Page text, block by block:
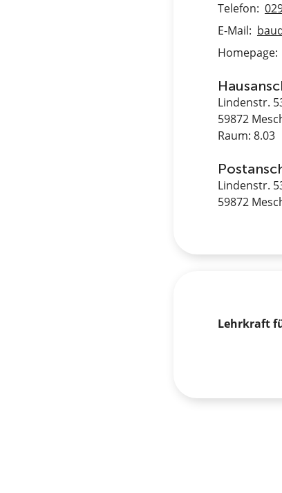
Telefon:
E-Mail:
Homepage:
Lindenstr.
59872
Raum: 8.03
Lindenstr.
59872
Lehrkraft